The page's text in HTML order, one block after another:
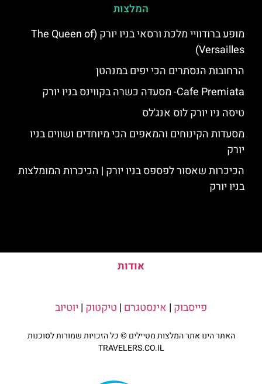
המלצות
מופע ברודוויי מלכת ורסאי בניו יורק (The Queen of
Versailles)
הרחובות הנסתרים הכי יפים במנהטן
Cafe Premiata- מסעדה כשרה בקווינס בניו יורק
טיסה ניו יורק לוס אנג'לס
מסעדות הקינוחים והמאפים הכי מיוחדים ושווים בניו
יורק
הכיכרות שאסור לפספס בניו יורק | הכיכרות המומלצות
בניו יורק
אודות
פייסבוק | אינסטגרם | טיקטוק | יוטיוב
האתר הינו אתר המלצות מטיילים © כל הזכויות שמורות לסוכנות
TRAVELERS.CO.IL